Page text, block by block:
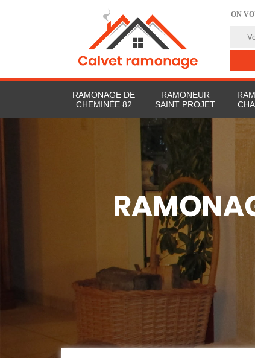
ON
RAMONAGE DE
CHEMINÉE 82
RAMONEUR
SAINT PROJET